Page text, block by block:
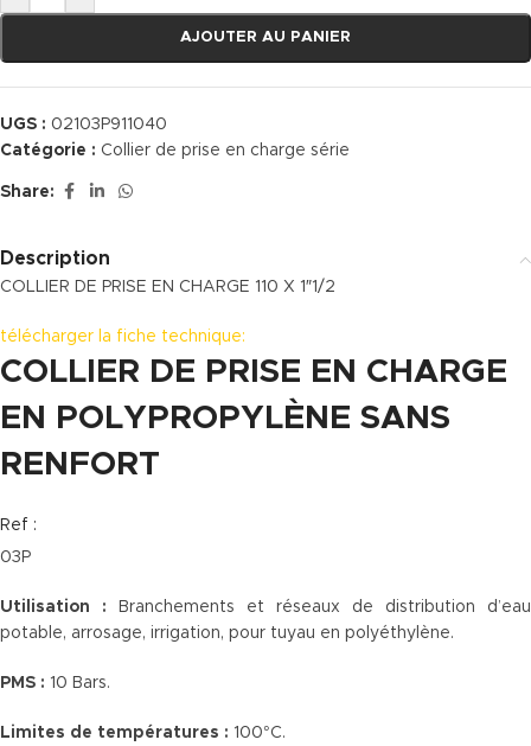
AJOUTER AU PANIER
UGS : 02103P911040
Catégorie : Collier de prise en charge série
Share:
Description
COLLIER DE PRISE EN CHARGE 110 X 1″1/2
télécharger la fiche technique:
COLLIER DE PRISE EN CHARGE
EN POLYPROPYLÈNE SANS
RENFORT
Ref :
03P
Utilisation : Branchements et réseaux de distribution d’eau
potable, arrosage, irrigation, pour tuyau en polyéthylène.
PMS : 10 Bars.
Limites de températures : 100°C.